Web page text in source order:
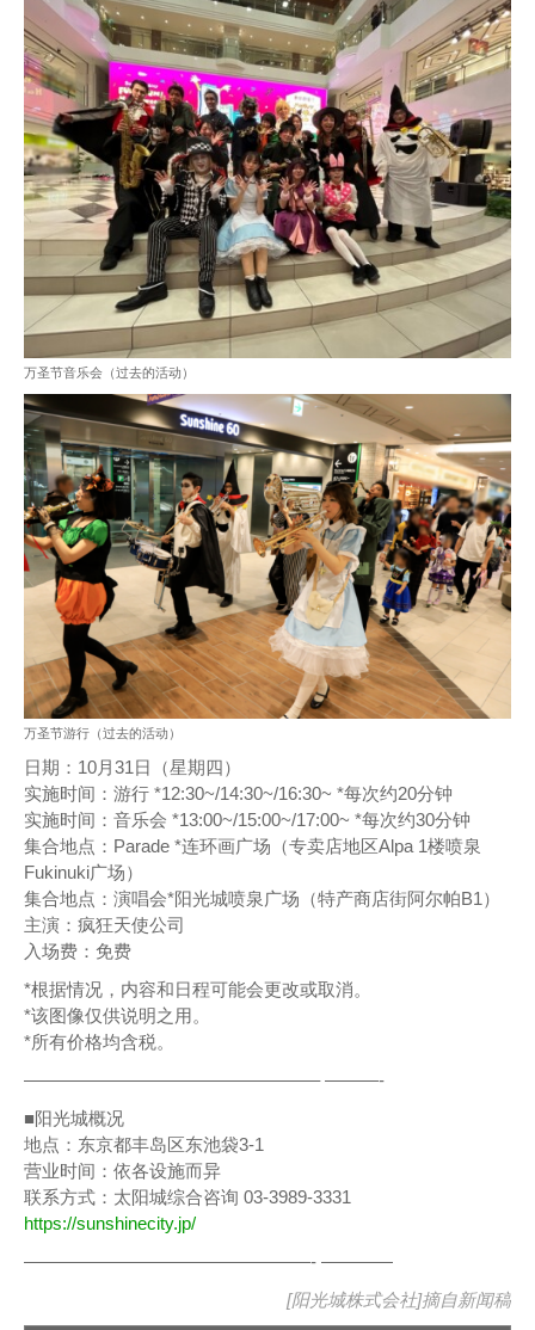
万圣节音乐会（过去的活动）
万圣节游行（过去的活动）
日期：10月31日（星期四）
实施时间：游行 *12:30~/14:30~/16:30~ *每次约20分钟
实施时间：音乐会 *13:00~/15:00~/17:00~ *每次约30分钟
集合地点：Parade *连环画广场（专卖店地区Alpa 1楼喷泉
Fukinuki广场）
集合地点：演唱会*阳光城喷泉广场（特产商店街阿尔帕B1）
主演：疯狂天使公司
入场费：免费
*根据情况，内容和日程可能会更改或取消。
*该图像仅供说明之用。
*所有价格均含税。
————————————————– ———-
■阳光城概况
地点：东京都丰岛区东池袋3-1
营业时间：依各设施而异
联系方式：太阳城综合咨询 03-3989-3331
https://sunshinecity.jp/
​————————————————- ————
[阳光城株式会社]摘自新闻稿